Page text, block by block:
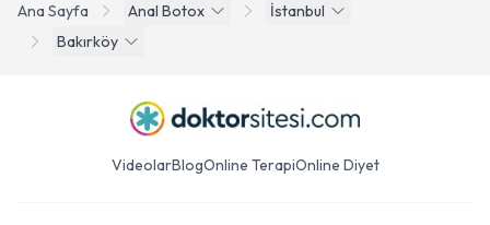
Ana Sayfa Anal Botox
İstanbul
Bakırköy
VideolarBlogOnline TerapiOnline Diyet